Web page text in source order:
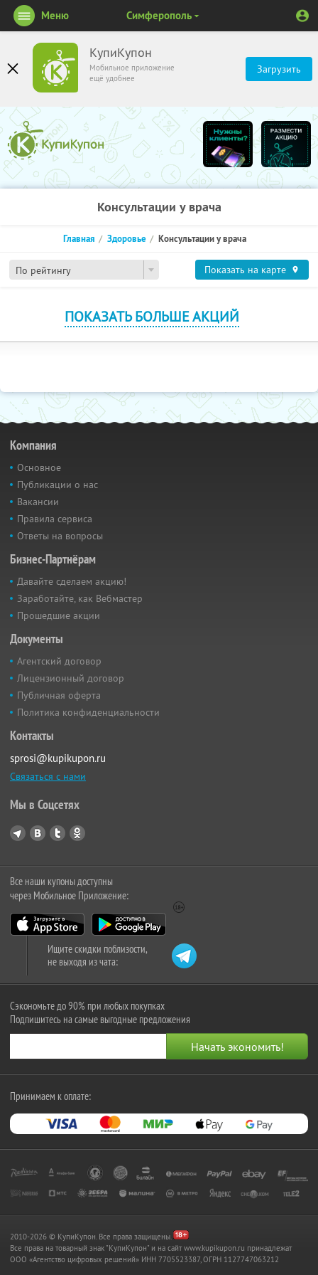
КупиКупон
Мобильное приложение
ещё удобнее
Загрузить
Меню Симферополь
Консультации у врача
По рейтингу
Главная Здоровье Консультации у врача
Показать на карте
ПОКАЗАТЬ БОЛЬШЕ АКЦИЙ
Компания
Основное
Публикации о нас
Вакансии
Правила сервиса
Ответы на вопросы
Бизнес-Партнёрам
Давайте сделаем акцию!
Заработайте, как Вебмастер
Прошедшие акции
Документы
Агентский договор
Лицензионный договор
Публичная оферта
Политика конфиденциальности
Контакты
sprosi@kupikupon.ru
Связаться с нами
Мы в Соцсетях
Все наши купоны доступны
через Мобильное Приложение:
Ищите скидки поблизости,
не выходя из чата:
Сэкономьте до 90% при любых покупках
Подпишитесь на самые выгодные предложения
Принимаем к оплате:
2010-2026 © КупиКупон. Все права защищены.
Все права на товарный знак "КупиКупон" и на сайт www.kupikupon.ru принадлежат
OOO «Агентство цифровых решений» ИНН 7705523387, ОГРН 1127747063212